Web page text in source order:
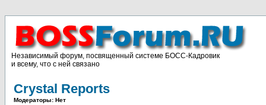
Независимый форум, посвященный системе БОСС-Кадровик
и всему, что с ней связано
Crystal Reports
Модераторы: Нет